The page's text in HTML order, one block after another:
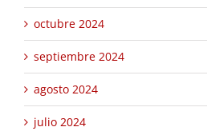
octubre 2024
septiembre 2024
agosto 2024
julio 2024